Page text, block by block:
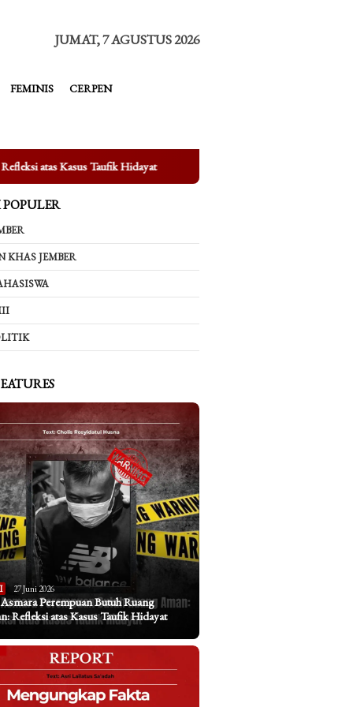
JUMAT, 7 AGUSTUS 2026
FEMINIS CERPEN
Hidayat Mengungkap Fakta di Balik Bertenggernya UMKM
KHAS JEMBER
27 Juni 2026
Perempuan Butuh Ruang
Refleksi atas Kasus Taufik Hidayat